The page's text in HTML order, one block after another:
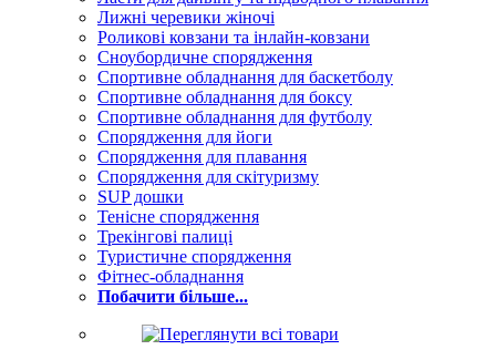
Лижні черевики жіночі
Роликові ковзани та інлайн-ковзани
Сноубордичне спорядження
Спортивне обладнання для баскетболу
Спортивне обладнання для боксу
Спортивне обладнання для футболу
Спорядження для йоги
Спорядження для плавання
Спорядження для скітуризму
SUP дошки
Тенісне спорядження
Трекінгові палиці
Туристичне спорядження
Фітнес-обладнання
Побачити більше...